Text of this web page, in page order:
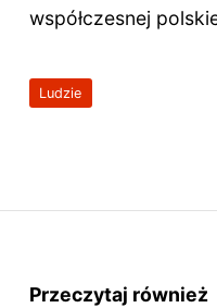
współczesnej
Ludzie
Przeczytaj również